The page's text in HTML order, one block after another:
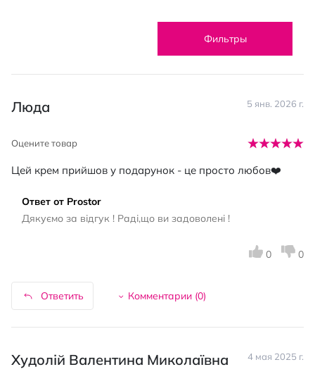
Фильтры
Люда 5 янв. 2026 г.
Оцените товар
Цей крем прийшов у подарунок - це просто любов❤️
Ответ от Prostor
Дякуємо за відгук ! Раді,що ви задоволені !
Ответить Комментарии (0)
0 0
Худолій Валентина Миколаївна 4 мая 2025 г.